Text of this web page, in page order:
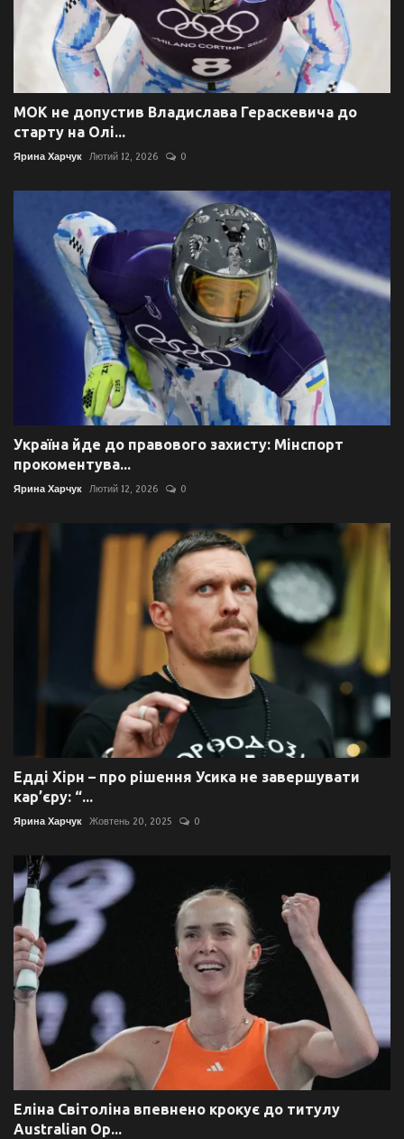
МОК не допустив Владислава Гераскевича до
старту на Олі...
Ярина Харчук Лютий 12, 2026 0
Україна йде до правового захисту: Мінспорт
прокоментува...
Ярина Харчук Лютий 12, 2026 0
Едді Хірн – про рішення Усика не завершувати
кар’єру: “...
Ярина Харчук Жовтень 20, 2025 0
Еліна Світоліна впевнено крокує до титулу
Australian Op...